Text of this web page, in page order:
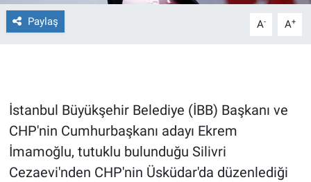
Paylaş A- A+
İstanbul Büyükşehir Belediye (İBB) Başkanı ve
CHP'nin Cumhurbaşkanı adayı Ekrem
İmamoğlu, tutuklu bulunduğu Silivri
Cezaevi'nden CHP'nin Üsküdar'da düzenlediği
Gün Ortası
Günün görüntüsü
Haber
İlan